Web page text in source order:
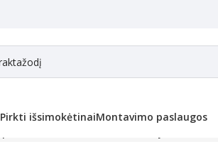
Pirkti išsimokėtinaiMontavimo paslaugos